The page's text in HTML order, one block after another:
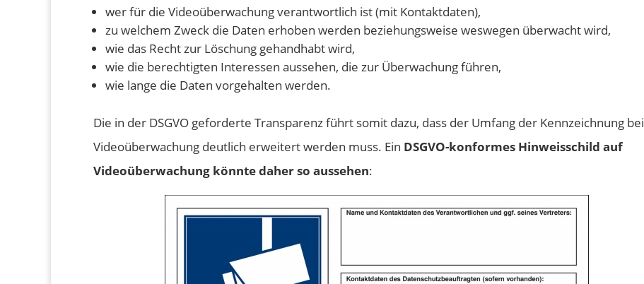
wer für die Videoüberwachung verantwortlich ist (mit Kontaktdaten),
zu welchem Zweck die Daten erhoben werden beziehungsweise weswegen überwacht wird,
wie das Recht zur Löschung gehandhabt wird,
wie die berechtigten Interessen aussehen, die zur Überwachung führen,
wie lange die Daten vorgehalten werden.
Die in der DSGVO geforderte Transparenz führt somit dazu, dass der Umfang der Kennzeichnung bei
Videoüberwachung deutlich erweitert werden muss. Ein DSGVO-konformes Hinweisschild auf
Videoüberwachung könnte daher so aussehen: